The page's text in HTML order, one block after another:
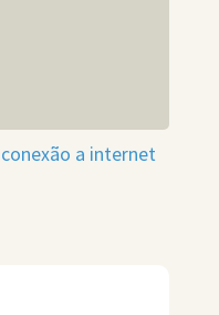
a internet